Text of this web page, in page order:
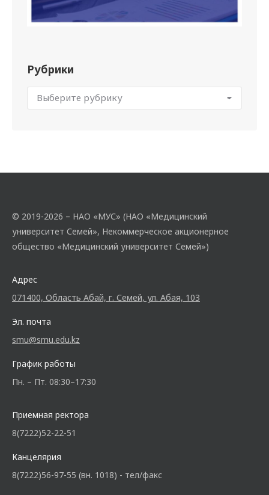
Рубрики
© 2019-2026 – НАО «МУС» (НАО «Медицинский
университет Семей», Некоммерческое акционерное
общество «Медицинский университет Семей»)
Адрес
071400, Область Абай, г. Семей, ул. Абая, 103
Эл. почта
smu@smu.edu.kz
График работы
Пн. – Пт. 08:30–17:30
Приемная ректора
8(7222)52-22-51
Канцелярия
8(7222)56-97-55 (вн. 1018) - тел/факс